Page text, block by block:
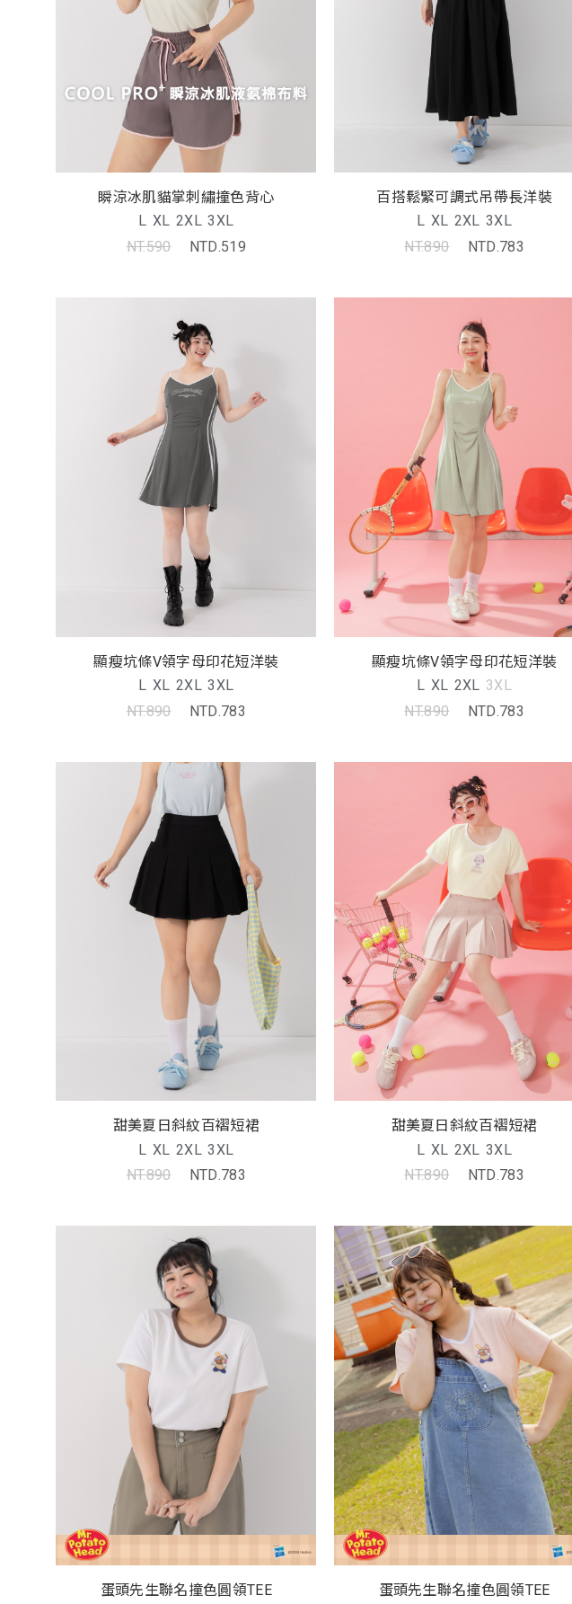
瞬涼冰肌貓掌刺繡撞色背心
L XL 2XL 3XL
NT.590
NTD.519
百搭鬆緊可調式吊帶長洋裝
L XL 2XL 3XL
NT.890
NTD.783
顯瘦坑條V領字母印花短洋裝
L XL 2XL 3XL
NT.890
NTD.783
顯瘦坑條V領字母印花短洋裝
L XL 2XL 3XL
NT.890
NTD.783
甜美夏日斜紋百褶短裙
L XL 2XL 3XL
NT.890
NTD.783
甜美夏日斜紋百褶短裙
L XL 2XL 3XL
NT.890
NTD.783
蛋頭先生聯名撞色圓領TEE
蛋頭先生聯名撞色圓領TEE